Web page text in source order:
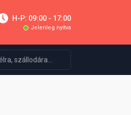
H-P: 09:00 - 17:00
Jelenleg nyitva